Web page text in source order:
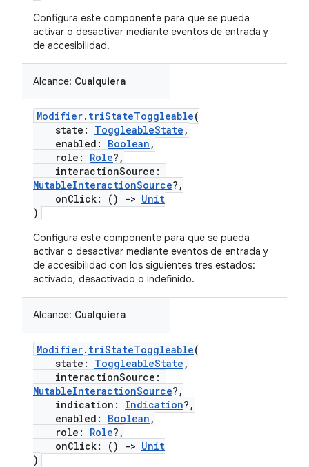
Configura este componente para que se pueda
activar o desactivar mediante eventos de entrada y
de accesibilidad.
Alcance: Cualquiera
Modifier. triStateToggleable(
state: ToggleableState ,
enabled: Boolean ,
role: Role?,
interactionSource:
MutableInteractionSource?,
onClick: ()
-> Unit
)
Configura este componente para que se pueda
activar o desactivar mediante eventos de entrada y
de accesibilidad con los siguientes tres estados:
activado, desactivado o indefinido.
Alcance: Cualquiera
Modifier. triStateToggleable(
state: ToggleableState ,
interactionSource:
MutableInteractionSource?,
indication: Indication?,
enabled: Boolean ,
role: Role?,
onClick: ()
-> Unit
)